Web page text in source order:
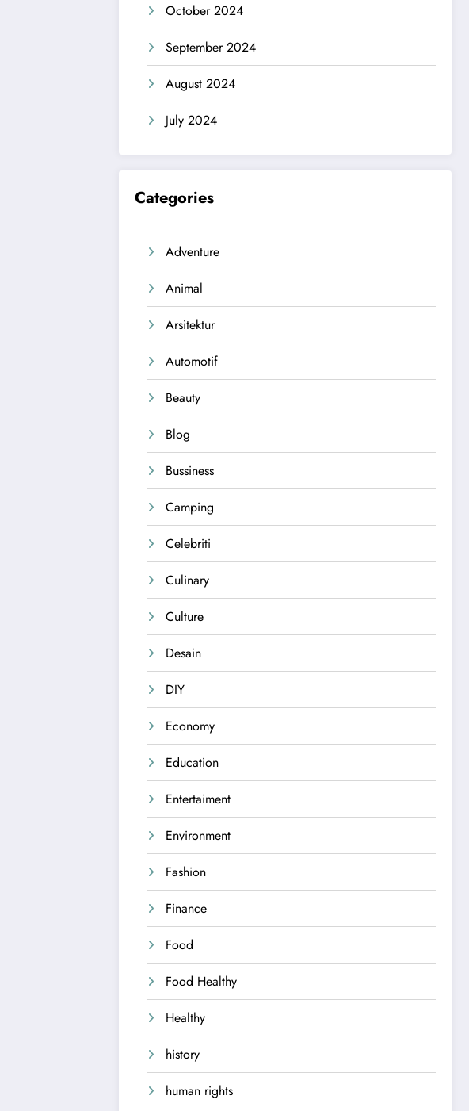
October 2024
September 2024
August 2024
July 2024
Categories
Adventure
Animal
Arsitektur
Automotif
Beauty
Blog
Bussiness
Camping
Celebriti
Culinary
Culture
Desain
DIY
Economy
Education
Entertaiment
Environment
Fashion
Finance
Food
Food Healthy
Healthy
history
human rights